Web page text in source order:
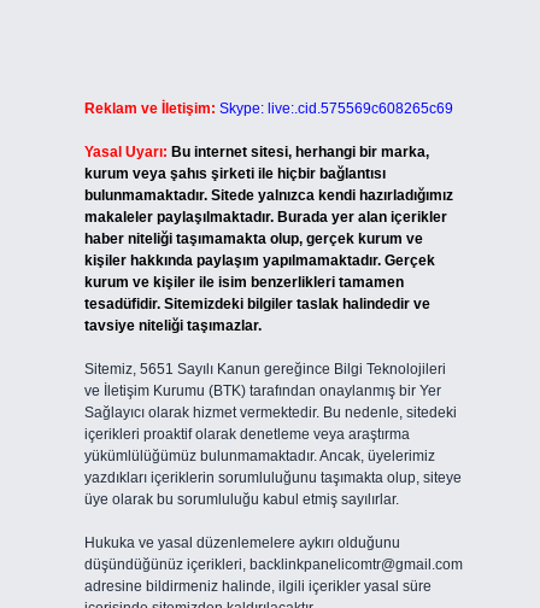
Reklam ve İletişim: Skype: live:.cid.575569c608265c69
Yasal Uyarı: Bu internet sitesi, herhangi bir marka,
kurum veya şahıs şirketi ile hiçbir bağlantısı
bulunmamaktadır. Sitede yalnızca kendi hazırladığımız
makaleler paylaşılmaktadır. Burada yer alan içerikler
haber niteliği taşımamakta olup, gerçek kurum ve
kişiler hakkında paylaşım yapılmamaktadır. Gerçek
kurum ve kişiler ile isim benzerlikleri tamamen
tesadüfidir. Sitemizdeki bilgiler taslak halindedir ve
tavsiye niteliği taşımazlar.
Sitemiz, 5651 Sayılı Kanun gereğince Bilgi Teknolojileri
ve İletişim Kurumu (BTK) tarafından onaylanmış bir Yer
Sağlayıcı olarak hizmet vermektedir. Bu nedenle, sitedeki
içerikleri proaktif olarak denetleme veya araştırma
yükümlülüğümüz bulunmamaktadır. Ancak, üyelerimiz
yazdıkları içeriklerin sorumluluğunu taşımakta olup, siteye
üye olarak bu sorumluluğu kabul etmiş sayılırlar.
Hukuka ve yasal düzenlemelere aykırı olduğunu
düşündüğünüz içerikleri, backlinkpanelicomtr@gmail.com
adresine bildirmeniz halinde, ilgili içerikler yasal süre